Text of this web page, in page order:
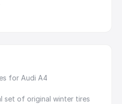
for Audi A4
set of original winter tires